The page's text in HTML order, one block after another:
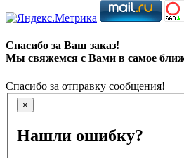
Спасибо за Ваш заказ!
Мы свяжемся с Вами в самое
Спасибо за отправку сообщения!
×
Нашли ошибку?